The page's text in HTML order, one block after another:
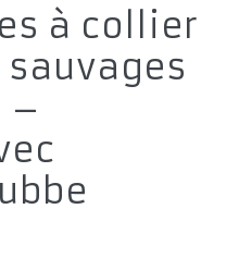
à collier
–